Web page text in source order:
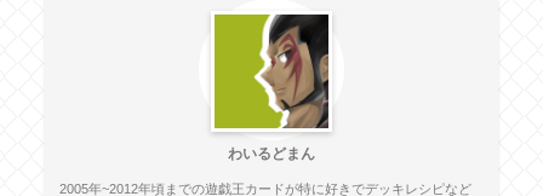
わいるどまん
2005年~2012年頃までの遊戯王カードが特に好きでデッキレシピなど